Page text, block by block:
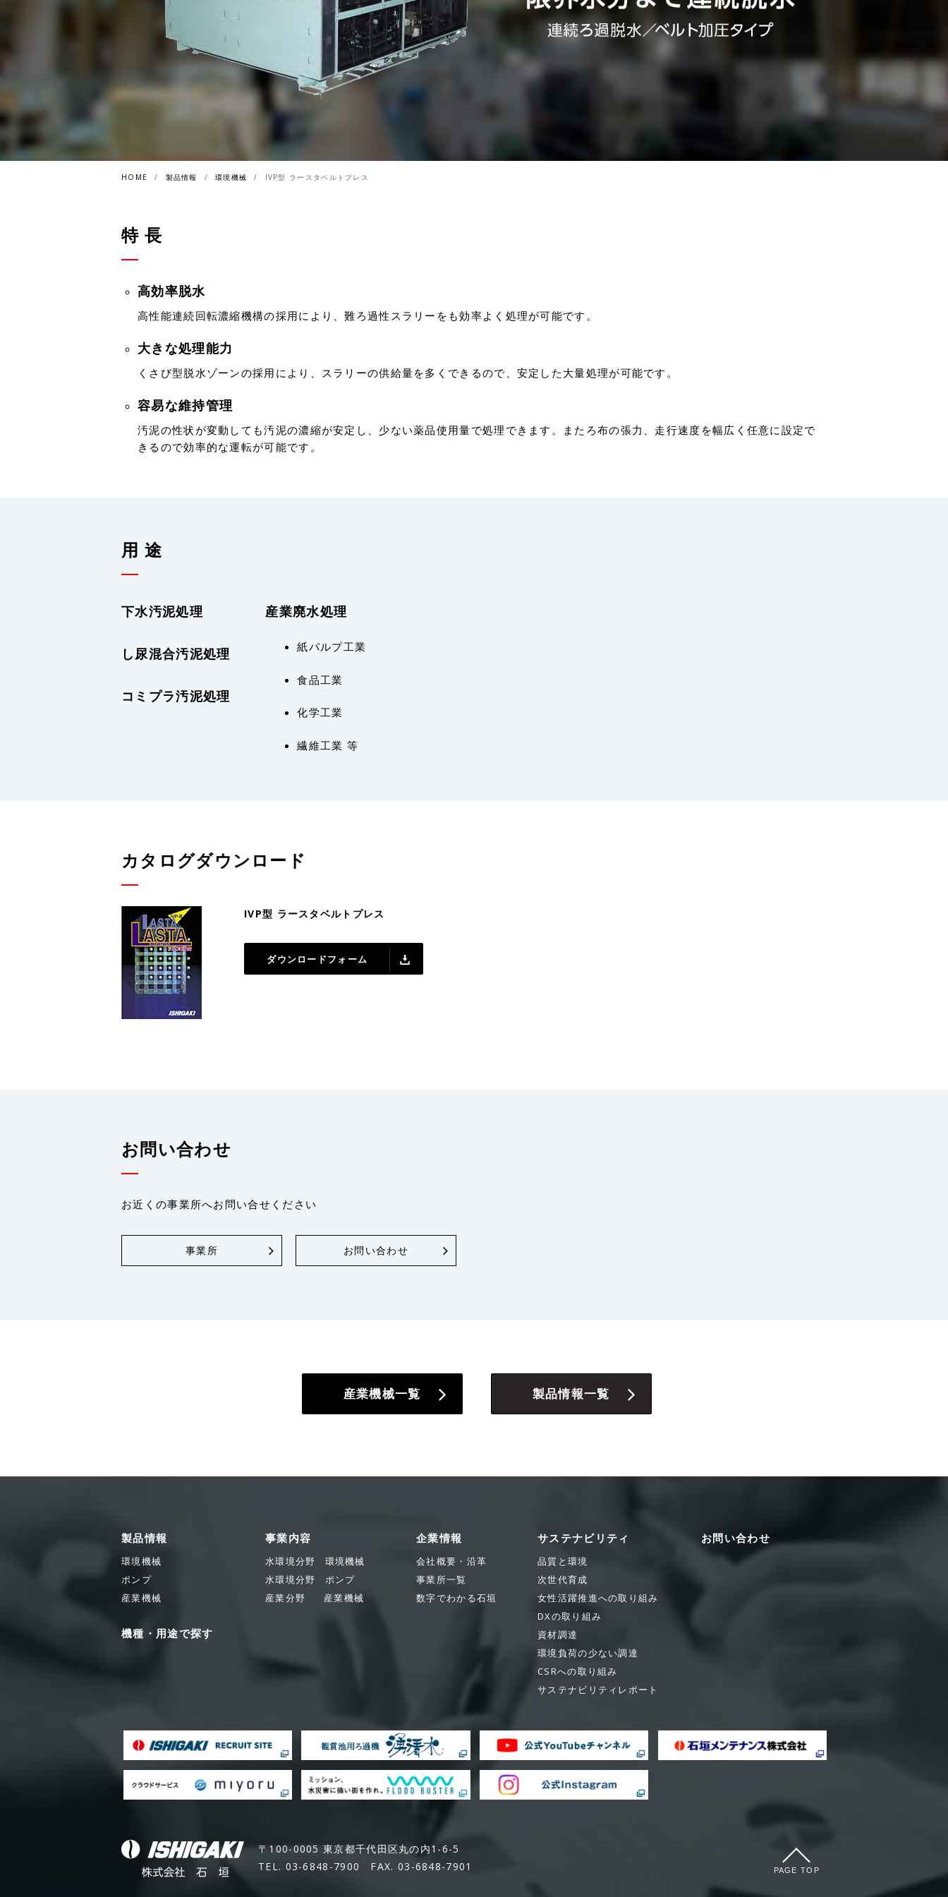
HOME 製品情報 環境機械 IVP型 ラースタベルトプレス
特 長
高効率脱水
高性能連続回転濃縮機構の採用により、難ろ過性スラリーをも効率よく処理が可能です。
大きな処理能力
くさび型脱水ゾーンの採用により、スラリーの供給量を多くできるので、安定した大量処理が可能です。
容易な維持管理
汚泥の性状が変動しても汚泥の濃縮が安定し、少ない薬品使用量で処理できます。またろ布の張力、走行速度を幅広く任意に設定で
きるので効率的な運転が可能です。
用 途
下水汚泥処理
し尿混合汚泥処理
コミプラ汚泥処理
産業廃水処理
紙パルプ工業
食品工業
化学工業
繊維工業 等
カタログダウンロード
IVP型 ラースタベルトプレス
ダウンロードフォーム
お問い合わせ
お近くの事業所へお問い合せください
事業所 お問い合わせ
産業機械一覧 製品情報一覧
製品情報
環境機械
ポンプ
産業機械
機種・用途で探す
事業内容
水環境分野
環境機械
水環境分野
ポンプ
産業分野
産業機械
企業情報
会社概要・沿革
事業所一覧
数字でわかる石垣
サステナビリティ
品質と環境
次世代育成
女性活躍推進への取り組み
DXの取り組み
資材調達
環境負荷の少ない調達
CSRへの取り組み
サステナビリティレポート
お問い合わせ
〒100-0005 東京都千代田区丸の内1-6-5
TEL. 03-6848-7900 FAX. 03-6848-7901
PAGE TOP